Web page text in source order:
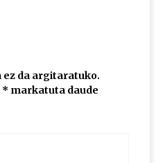
ez da argitaratuko.
* markatuta daude